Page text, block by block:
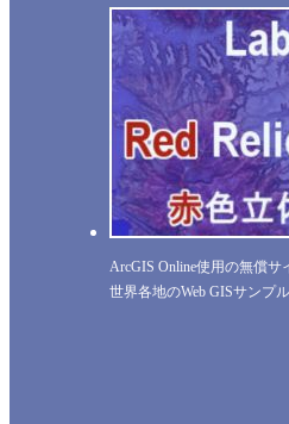
ArcGIS Online使用の無償サ
世界各地のWeb GISサンプ